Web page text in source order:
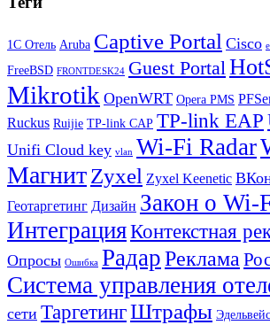
1С Отель Aruba Captive Portal Cisco
FreeBSD FRONTDESK24 Guest Portal
Mikrotik OpenWRT Opera PMS
Ruckus Ruijie TP-link CAP TP-link EAP
Unifi Cloud key vlan Wi-Fi Radar
МагнитZyxel Zyxel Keenetic
Геотаргетинг Дизайн Закон о Wi-
ИнтеграцияКонтекстная
Опросы Ошибка РадарРеклама
Система управления
сети ТаргетингШтрафы Эдельвейс